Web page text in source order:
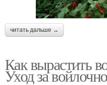
читать дальше →
Как вырастить
Уход за